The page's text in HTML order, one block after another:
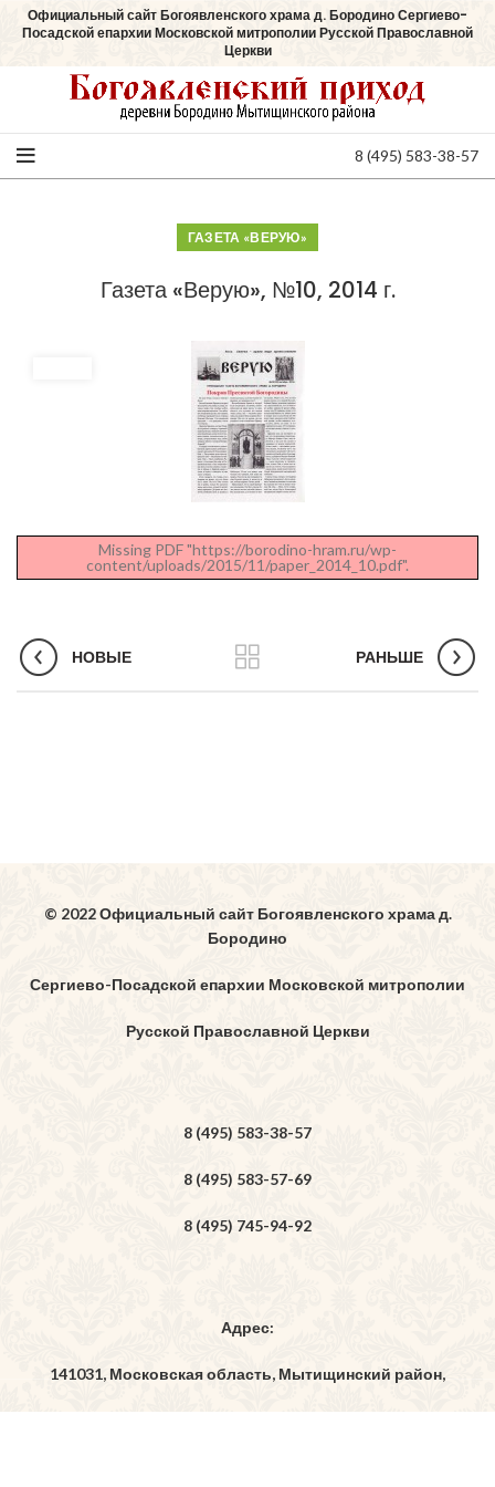
Официальный сайт Богоявленского храма д. Бородино Сергиево-
Посадской епархии Московской митрополии Русской Православной
Церкви
8 (495) 583-38-57
ГАЗЕТА «ВЕРУЮ»
Газета «Верую», №10, 2014 г.
Missing PDF "https://borodino-hram.ru/wp-
content/uploads/2015/11/paper_2014_10.pdf".
НОВЫЕ РАНЬШЕ
© 2022 Официальный сайт Богоявленского храма д.
Бородино
Сергиево-Посадской епархии Московской митрополии
Русской Православной Церкви
8 (495) 583-38-57
8 (495) 583-57-69
8 (495) 745-94-92
Адрес:
141031, Московская область, Мытищинский район,